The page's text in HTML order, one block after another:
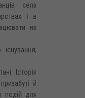
села
і в
на
Історія
й
подій для